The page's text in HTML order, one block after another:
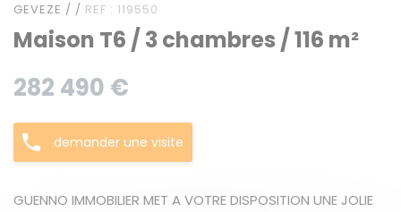
GEVEZE / / REF : 119550
Maison T6 / 3 chambres / 116 m²
282 490 €
demander une visite
GUENNO IMMOBILIER MET A VOTRE DISPOSITION UNE JOLIE